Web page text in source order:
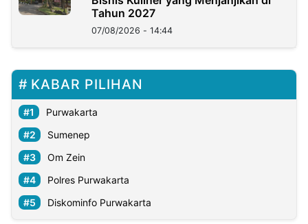
Tahun 2027
07/08/2026 - 14:44
KABAR PILIHAN
Purwakarta
Sumenep
Om Zein
Polres Purwakarta
Diskominfo Purwakarta